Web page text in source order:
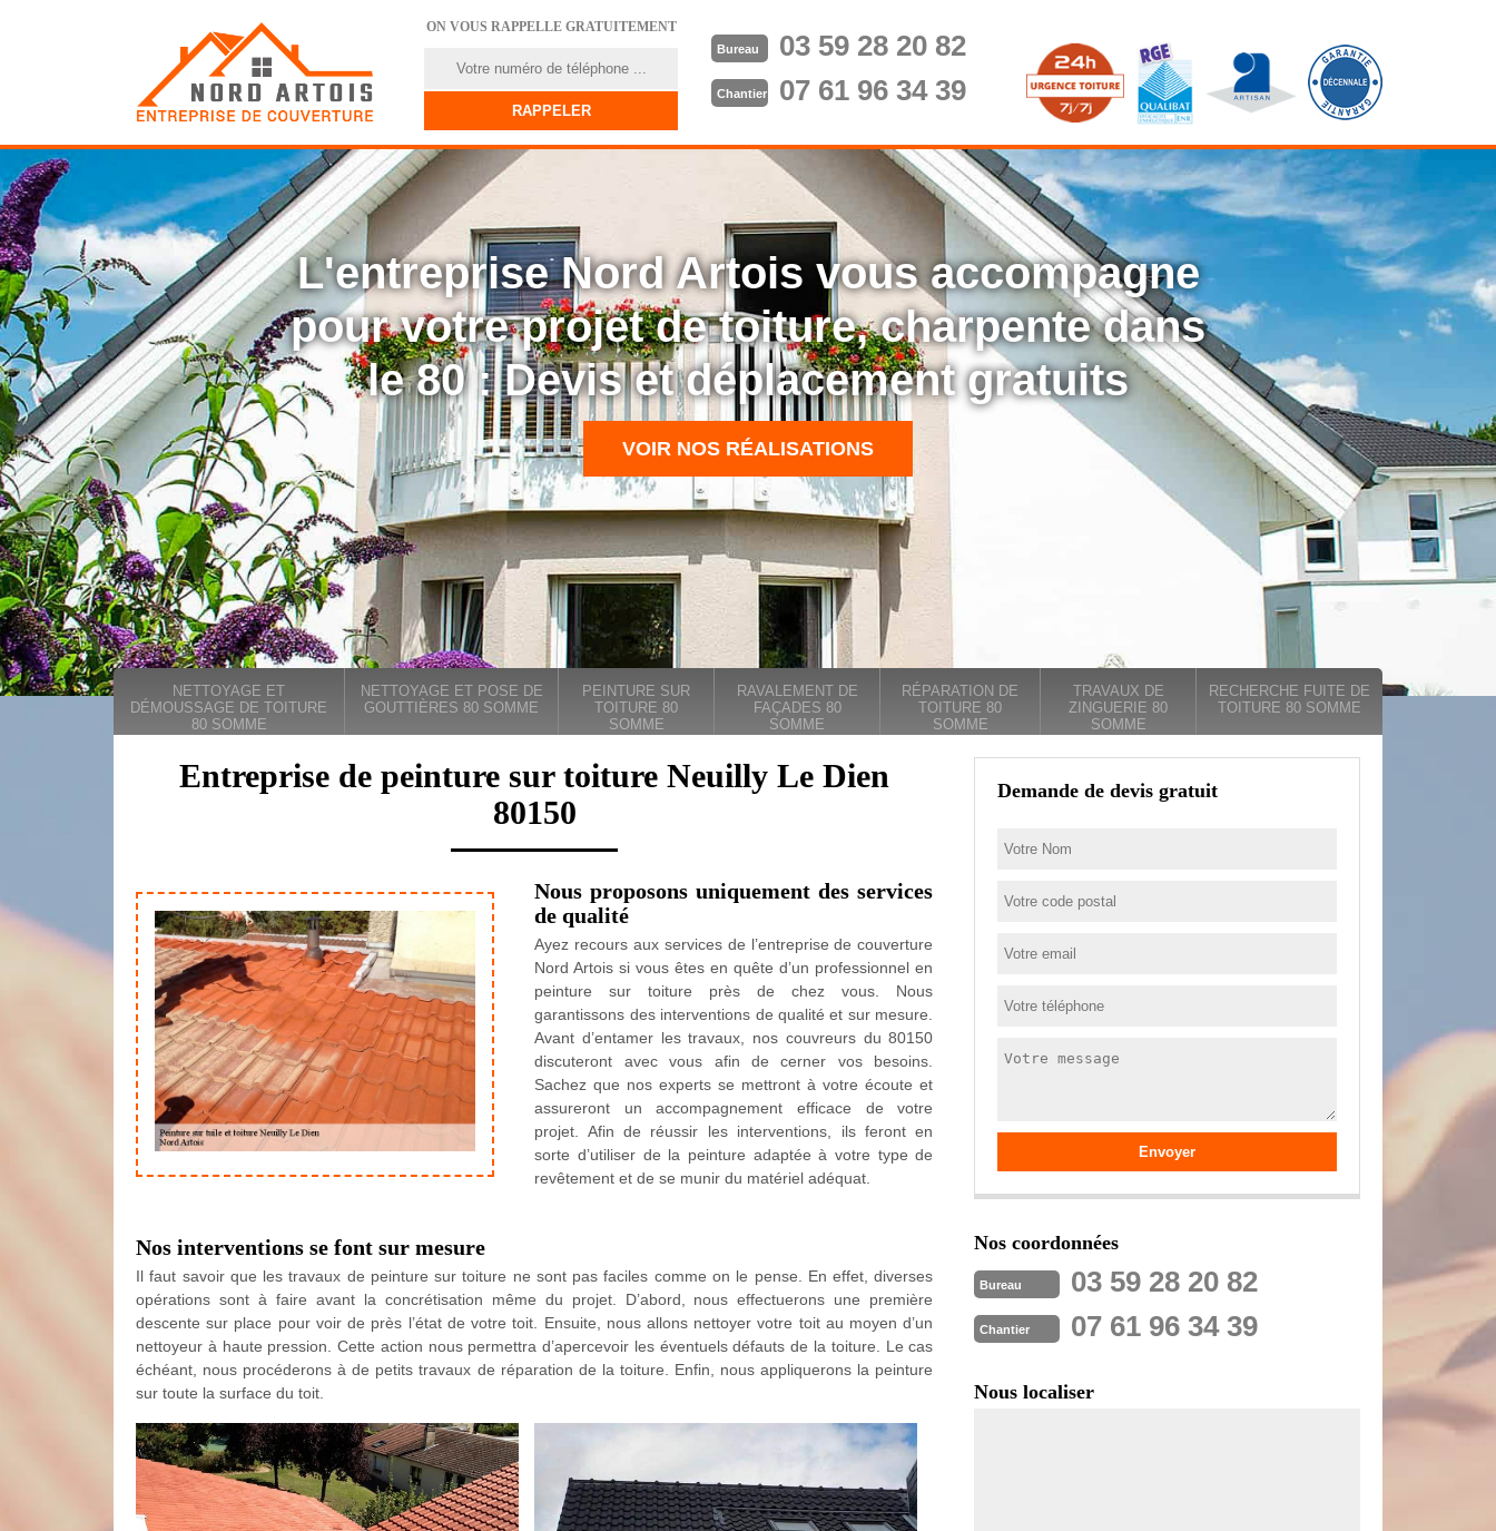
ON VOUS RAPPELLE GRATUITEMENT
Bureau 03 59 28 20 82
Chantier 07 61 96 34 39
L'entreprise Nord Artois vous accompagne
pour votre projet de toiture, charpente dans
le 80 : Devis et déplacement gratuits
VOIR NOS RÉALISATIONS
NETTOYAGE ET
DÉMOUSSAGE DE TOITURE
80 SOMME
NETTOYAGE ET POSE DE
GOUTTIÈRES 80 SOMME
PEINTURE SUR
TOITURE 80
SOMME
RAVALEMENT DE
FAÇADES 80
SOMME
RÉPARATION DE
TOITURE 80
SOMME
TRAVAUX DE
ZINGUERIE 80
SOMME
RECHERCHE FUITE DE
TOITURE 80 SOMME
Entreprise de peinture sur toiture Neuilly Le Dien
80150
Nous proposons uniquement des services
de qualité
Ayez recours aux services de l’entreprise de couverture
Nord Artois si vous êtes en quête d’un professionnel en
peinture sur toiture près de chez vous. Nous
garantissons des interventions de qualité et sur mesure.
Avant d’entamer les travaux, nos couvreurs du 80150
discuteront avec vous afin de cerner vos besoins.
Sachez que nos experts se mettront à votre écoute et
assureront un accompagnement efficace de votre
projet. Afin de réussir les interventions, ils feront en
sorte d’utiliser de la peinture adaptée à votre type de
revêtement et de se munir du matériel adéquat.
Nos interventions se font sur mesure
Il faut savoir que les travaux de peinture sur toiture ne sont pas faciles comme on le pense. En effet, diverses
opérations sont à faire avant la concrétisation même du projet. D’abord, nous effectuerons une première
descente sur place pour voir de près l’état de votre toit. Ensuite, nous allons nettoyer votre toit au moyen d’un
nettoyeur à haute pression. Cette action nous permettra d’apercevoir les éventuels défauts de la toiture. Le cas
échéant, nous procéderons à de petits travaux de réparation de la toiture. Enfin, nous appliquerons la peinture
sur toute la surface du toit.
Demande de devis gratuit
Nos coordonnées
Bureau 03 59 28 20 82
Chantier 07 61 96 34 39
Nous localiser